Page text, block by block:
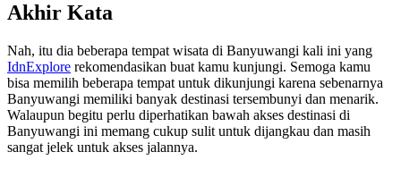
Akhir Kata
Nah, itu dia beberapa tempat wisata di Banyuwangi kali ini yang
IdnExplore rekomendasikan buat kamu kunjungi. Semoga kamu
bisa memilih beberapa tempat untuk dikunjungi karena sebenarnya
Banyuwangi memiliki banyak destinasi tersembunyi dan menarik.
Walaupun begitu perlu diperhatikan bawah akses destinasi di
Banyuwangi ini memang cukup sulit untuk dijangkau dan masih
sangat jelek untuk akses jalannya.